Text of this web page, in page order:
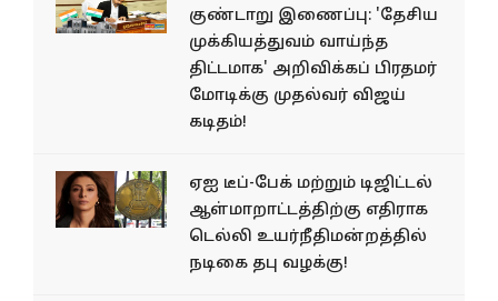
குண்டாறு இணைப்பு: 'தேசிய
முக்கியத்துவம் வாய்ந்த
திட்டமாக' அறிவிக்கப் பிரதமர்
மோடிக்கு முதல்வர் விஜய்
கடிதம்!
ஏஐ டீப்-பேக் மற்றும் டிஜிட்டல்
ஆள்மாறாட்டத்திற்கு எதிராக
டெல்லி உயர்நீதிமன்றத்தில்
நடிகை தபு வழக்கு!